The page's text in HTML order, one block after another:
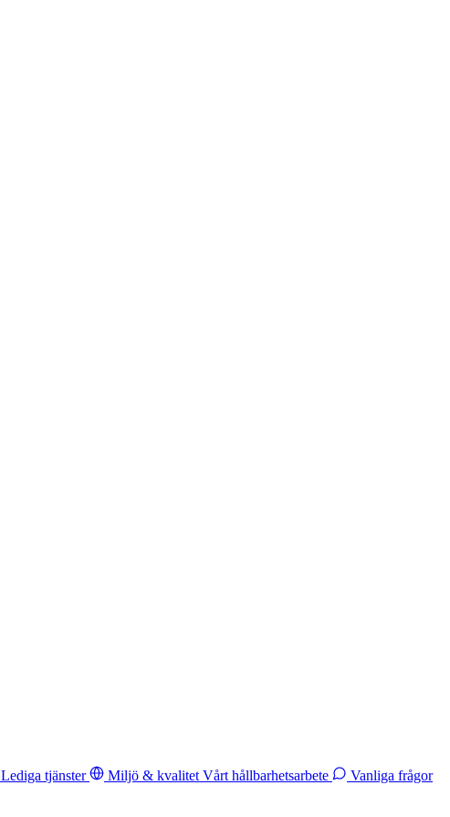
Lediga tjänster Miljö & kvalitet Vårt hållbarhetsarbete
Vanliga frågor